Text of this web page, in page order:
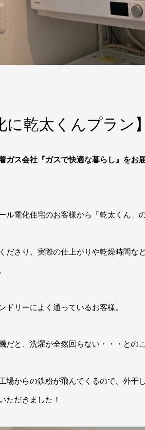
に乾太くんプラン
ガス会社『ガスで快適な暮らし』をお
ル電化住宅のお客様から「乾太くん」
ださり、実際の仕上がりや乾燥時間な
ドリーによく通っているお客様。
だと、洗濯が全然回らない・・・とのこ
場からの鉄粉が飛んでくるので、外干
ただきました！